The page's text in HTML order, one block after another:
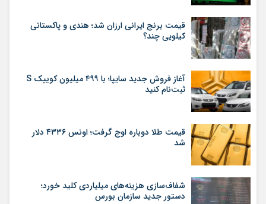
قیمت برنج ایرانی ارزان شد؛ هندی و پاکستانی
کیلویی چند؟
آغاز فروش جدید سایپا؛ با ۴۹۹ میلیون کوییک S
ثبت‌نام کنید
قیمت طلا دوباره اوج گرفت؛ اونس ۴۳۳۶ دلار
شد
شفاف‌سازی هزینه‌های میلیاردی کلید خورد؛
دستور جدید سازمان بورس